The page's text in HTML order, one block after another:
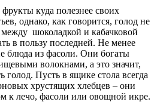
куда полезнее своих
однако, как говорится, голод не
шоколадкой и кабачковой
в пользу последней. Не менее
блюда из фасоли. Они богаты
волокнами, а это значит,
голод. Пусть в ящике стола всегда
хрустящих хлебцев – они
к лечо, фасоли или овощной икре.